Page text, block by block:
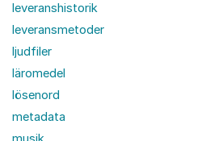
leveranshistorik
leveransmetoder
ljudfiler
läromedel
lösenord
metadata